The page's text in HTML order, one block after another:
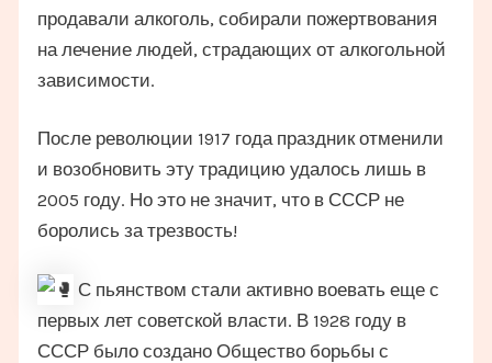
продавали алкоголь, собирали пожертвования
на лечение людей, страдающих от алкогольной
зависимости.
После революции 1917 года праздник отменили
и возобновить эту традицию удалось лишь в
2005 году. Но это не значит, что в СССР не
боролись за трезвость!
С пьянством стали активно воевать еще с
первых лет советской власти. В 1928 году в
СССР было создано Общество борьбы с